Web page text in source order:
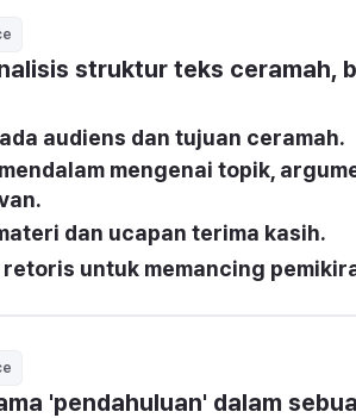
struktur teks ceramah,
audiens dan tujuan ceramah.
mengenai topik,
dan ucapan terima kasih.
untuk memancing
'pendahuluan' dalam